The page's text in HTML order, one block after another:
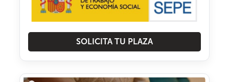
SOLICITA TU PLAZA